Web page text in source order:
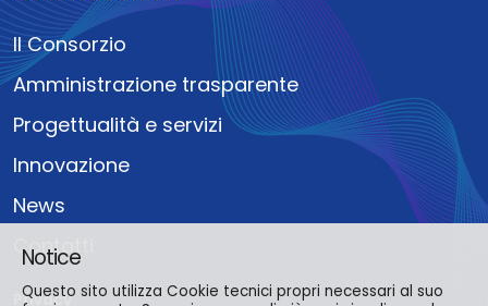
Il Consorzio
Amministrazione trasparente
Progettualità e servizi
Innovazione
News
Contatti
Privacy
Notice
Questo sito utilizza Cookie tecnici propri necessari al suo